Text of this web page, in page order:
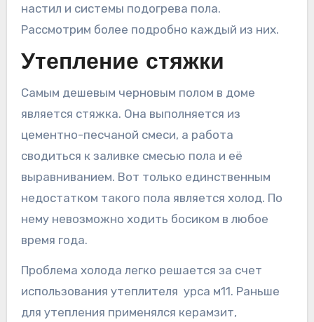
настил и системы подогрева пола.
Рассмотрим более подробно каждый из них.
Утепление стяжки
Самым дешевым черновым полом в доме
является стяжка. Она выполняется из
цементно-песчаной смеси, а работа
сводиться к заливке смесью пола и её
выравниванием. Вот только единственным
недостатком такого пола является холод. По
нему невозможно ходить босиком в любое
время года.
Проблема холода легко решается за счет
использования утеплителя урса м11. Раньше
для утепления применялся керамзит,